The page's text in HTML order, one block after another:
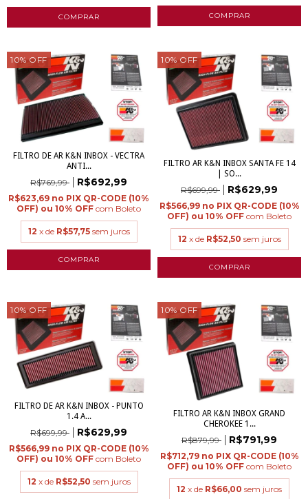
10%OFF
FILTRO DE AR K&N INBOX - VECTRA
ANTI...
R$769,99 R$692,99
R$623,69
com Boleto
12 x de R$57,75 sem juros
10%OFF
FILTRO AR K&N INBOX SANTA FE 14
| SO...
R$699,99 R$629,99
R$566,99
com Boleto
12 x de R$52,50 sem juros
10%OFF
FILTRO DE AR K&N INBOX - PUNTO
1.4 A...
R$699,99 R$629,99
R$566,99
com Boleto
12 x de R$52,50 sem juros
10%OFF
FILTRO AR K&N INBOX GRAND
CHEROKEE 1...
R$879,99 R$791,99
R$712,79
com Boleto
12 x de R$66,00 sem juros